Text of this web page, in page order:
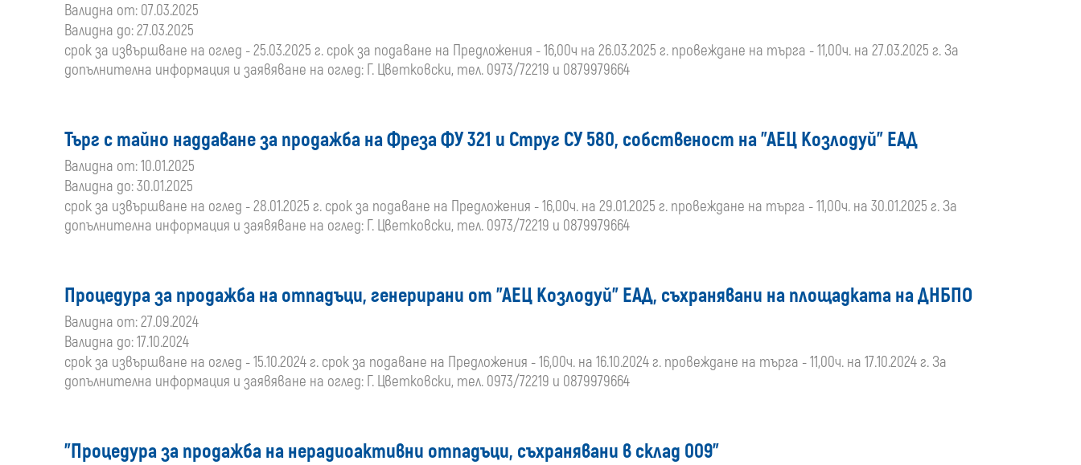
Валидна от: 07.03.2025
Валидна до: 27.03.2025
срок за извършване на оглед - 25.03.2025 г. срок за подаване на Предложения - 16,00ч на 26.03.2025 г. провеждане на търга - 11,00ч. на 27.03.2025 г. За
допълнителна информация и заявяване на оглед: Г. Цветковски, тел. 0973/72219 и 0879979664
Търг с тайно наддаване за продажба на Фреза ФУ 321 и Струг СУ 580, собственост на "АЕЦ Козлодуй" ЕАД
Валидна от: 10.01.2025
Валидна до: 30.01.2025
срок за извършване на оглед - 28.01.2025 г. срок за подаване на Предложения - 16,00ч. на 29.01.2025 г. провеждане на търга - 11,00ч. на 30.01.2025 г. За
допълнителна информация и заявяване на оглед: Г. Цветковски, тел. 0973/72219 и 0879979664
Процедура за продажба на отпадъци, генерирани от "АЕЦ Козлодуй" ЕАД, съхранявани на площадката на ДНБПО
Валидна от: 27.09.2024
Валидна до: 17.10.2024
срок за извършване на оглед - 15.10.2024 г. срок за подаване на Предложения - 16,00ч. на 16.10.2024 г. провеждане на търга - 11,00ч. на 17.10.2024 г. За
допълнителна информация и заявяване на оглед: Г. Цветковски, тел. 0973/72219 и 0879979664
"Процедура за продажба на нерадиоактивни отпадъци, съхранявани в склад 009"